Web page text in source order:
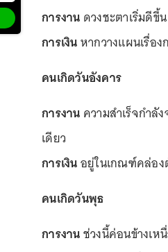
การงาน ดวงชะตาเริ่มดีขึ้
การเงินหากวางแผนเรื่อ
คนเกิดวันอังคาร
การงาน ความสำเร็จกำ
เดียว
การเงินอยู่ในเกณฑ์คล่อง
คนเกิดวันพุธ
การงานช่วงนี้ค่อนข้างเ